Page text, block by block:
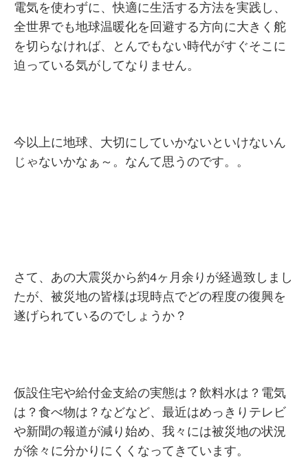
電気を使わずに、快適に生活する方法を実践し、
全世界でも地球温暖化を回避する方向に大きく舵
を切らなければ、とんでもない時代がすぐそこに
迫っている気がしてなりません。
今以上に地球、大切にしていかないといけないん
じゃないかなぁ～。なんて思うのです。。
さて、あの大震災から約4ヶ月余りが経過致しまし
たが、被災地の皆様は現時点でどの程度の復興を
遂げられているのでしょうか？
仮設住宅や給付金支給の実態は？飲料水は？電気
は？食べ物は？などなど、最近はめっきりテレビ
や新聞の報道が減り始め、我々には被災地の状況
が徐々に分かりにくくなってきています。